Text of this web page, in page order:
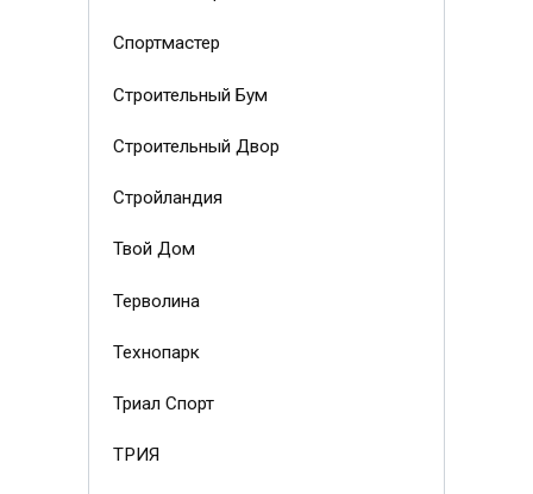
Спортмастер
Строительный Бум
Строительный Двор
Стройландия
Твой Дом
Терволина
Технопарк
Триал Спорт
ТРИЯ